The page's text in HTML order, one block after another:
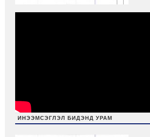
ИНЭЭМСЭГЛЭЛ БИДЭНД УРАМ